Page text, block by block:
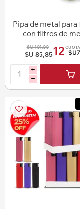
Pipa de metal para
con filtros de
$U 101,00
$U 85,8512
i
h